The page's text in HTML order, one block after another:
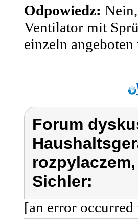
Odpowiedz:
Ventilator mit
einzeln angeboten
Forum
Sichler:
[an error